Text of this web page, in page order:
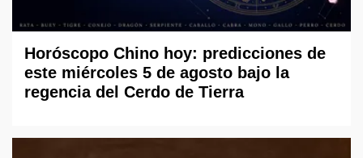
Horóscopo Chino hoy: predicciones de
este miércoles 5 de agosto bajo la
regencia del Cerdo de Tierra